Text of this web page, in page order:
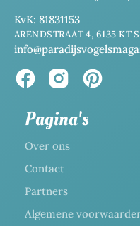
KvK: 81831153
ARENDSTRAAT 4, 6135 KT
Pagina's
Over ons
Contact
Partners
Algemene